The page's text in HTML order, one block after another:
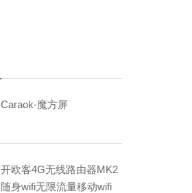
Caraok-魔方屏
开欧客4G无线路由器MK2
随身wifi无限流量移动wifi